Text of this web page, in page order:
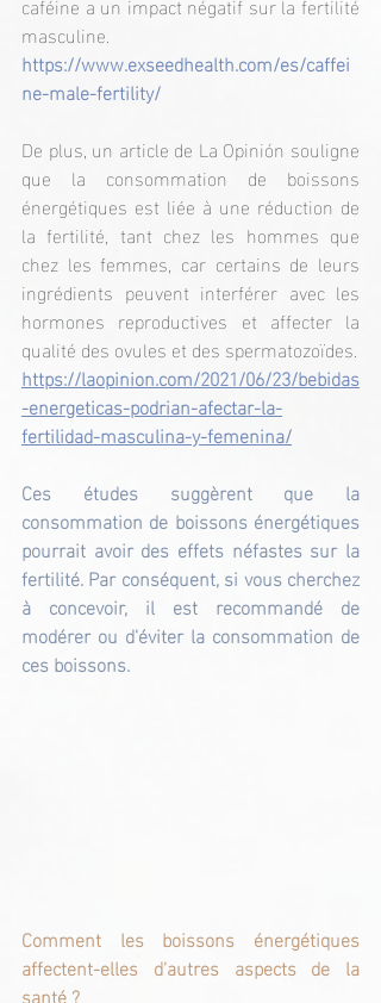
masculine.
https://www.exseedhealth.com/es/caffei
ne-male-fertility/
De plus, un article de La Opinión souligne
que la consommation de boissons
énergétiques est liée à une réduction de
la fertilité, tant chez les hommes que
chez les femmes, car certains de leurs
ingrédients peuvent interférer avec les
hormones reproductives et affecter la
qualité des ovules et des spermatozoïdes.
https://laopinion.com/2021/06/23/bebidas
-energeticas-podrian-afectar-la-
fertilidad-masculina-y-femenina/
Ces études suggèrent que la
consommation de boissons énergétiques
pourrait avoir des effets néfastes sur la
fertilité. Par conséquent, si vous cherchez
à concevoir, il est recommandé de
modérer ou d'éviter la consommation de
ces boissons.
Comment les boissons énergétiques
affectent-elles d'autres aspects de la
santé ?